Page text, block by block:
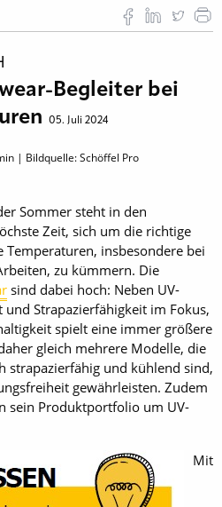
Begleiter bei
05. Juli 2024
| Bildquelle: Schöffel Pro
Sommer steht in den
Zeit, sich um die richtige
insbesondere bei
zu kümmern. Die
sind dabei hoch: Neben UV-
und Strapazierfähigkeit im Fokus,
spielt eine immer größere
gleich mehrere Modelle, die
strapazierfähig und kühlend sind,
gewährleisten. Zudem
sein Produktportfolio um UV-
Mit